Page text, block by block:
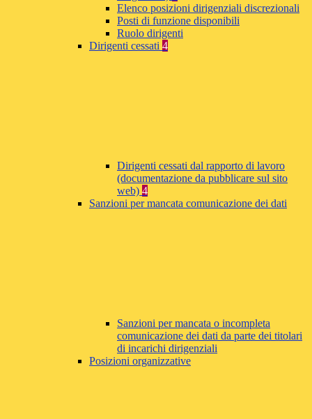
Elenco posizioni dirigenziali discrezionali
Posti di funzione disponibili
Ruolo dirigenti
Dirigenti cessati 4
Dirigenti cessati dal rapporto di lavoro
(documentazione da pubblicare sul sito
web) 4
Sanzioni per mancata comunicazione dei dati
Sanzioni per mancata o incompleta
comunicazione dei dati da parte dei titolari
di incarichi dirigenziali
Posizioni organizzative